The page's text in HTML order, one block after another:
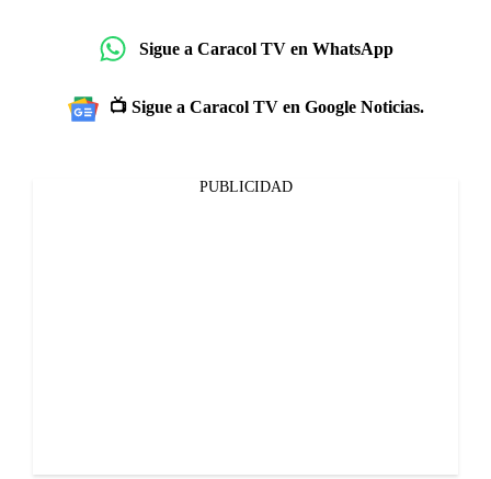
Sigue a Caracol TV en WhatsApp
📺 Sigue a Caracol TV en Google Noticias.
PUBLICIDAD